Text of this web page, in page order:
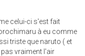
celui-ci s'est fait
à eu comme
triste que naruto ( et
pas vraiment l'air